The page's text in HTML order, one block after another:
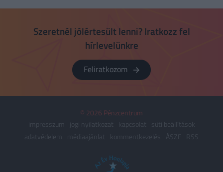
Szeretnél jólértesült lenni? Iratkozz fel
hírlevelünkre
Feliratkozom
© 2026 Pénzcentrum
impresszum
jogi nyilatkozat kapcsolat
süti beállítások
adatvédelem
médiaajánlat kommentkezelés ÁSZF RSS